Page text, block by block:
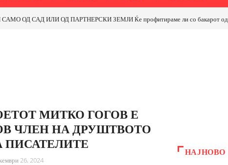
ОД САД ИЛИ ОД ПАРТНЕРСКИ ЗЕМЈИ Ќе профитираме ли со бакарот од
МИТКО ГОГОВ Е
ЧЛЕН НА ДРУШТВОТО
ПИСАТЕЛИТЕ
26, 2024
НАЈНОВО